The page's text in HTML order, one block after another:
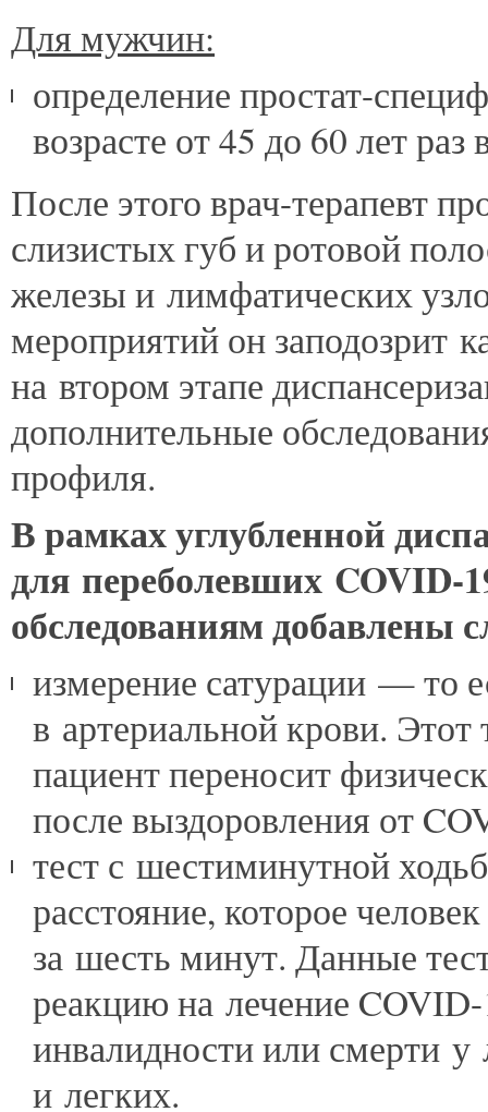
Для мужчин:
определение простат-
возрасте от 45 до 60 лет раз
После этого врач-терапевт
слизистых губ и ротовой
железы и лимфатических
мероприятий он заподозрит
на втором этапе
дополнительные
профиля.
В рамках углубленной
для переболевших COVID-
обследованиям добавлены
измерение сатурации — то
в артериальной крови. Этот
пациент переносит
после выздоровления от
тест с шестиминутной
расстояние, которое
за шесть минут. Данные
реакцию на лечение
инвалидности или смерти у
и легких.